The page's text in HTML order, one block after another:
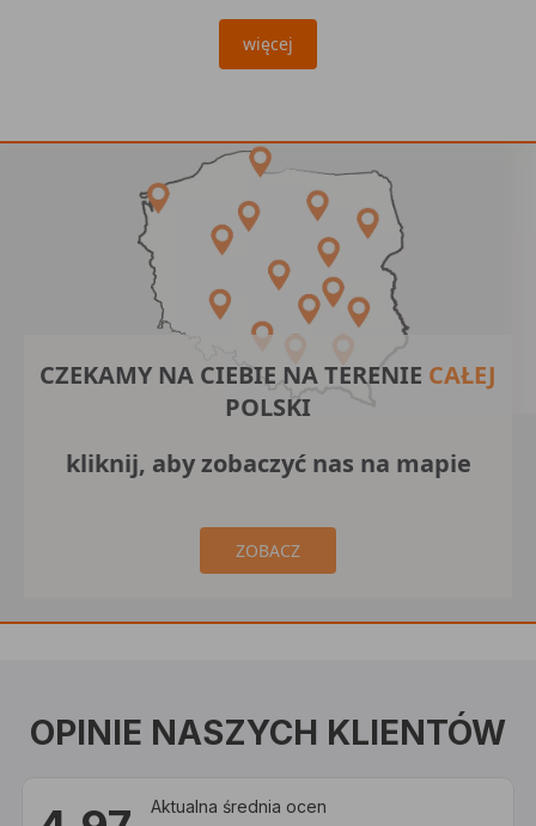
więcej
CZEKAMY NA CIEBIE NA TERENIE CAŁEJ
POLSKI
kliknij, aby zobaczyć nas na mapie
ZOBACZ